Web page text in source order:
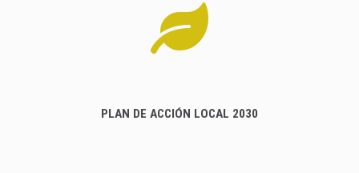
PLAN DE ACCIÓN LOCAL 2030